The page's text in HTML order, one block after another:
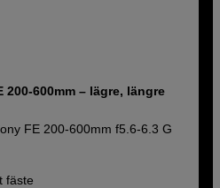
600mm – lägre, längre
FE 200-600mm f5.6-6.3 G
fäste